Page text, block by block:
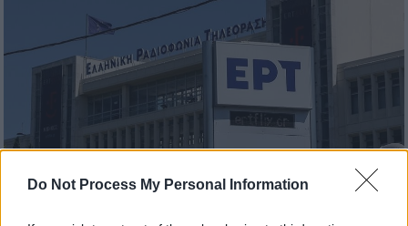
Do Not Process My Personal Information
Το ραδιομέγαρο της ΕΡΤ στην Αγία Παρασκευή (Eurokinissi)